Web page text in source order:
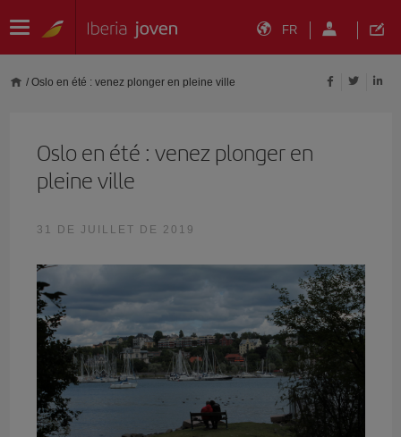
FR
/ Oslo en été : venez plonger en pleine ville
Oslo en été : venez plonger en
pleine ville
31 DE JUILLET DE 2019